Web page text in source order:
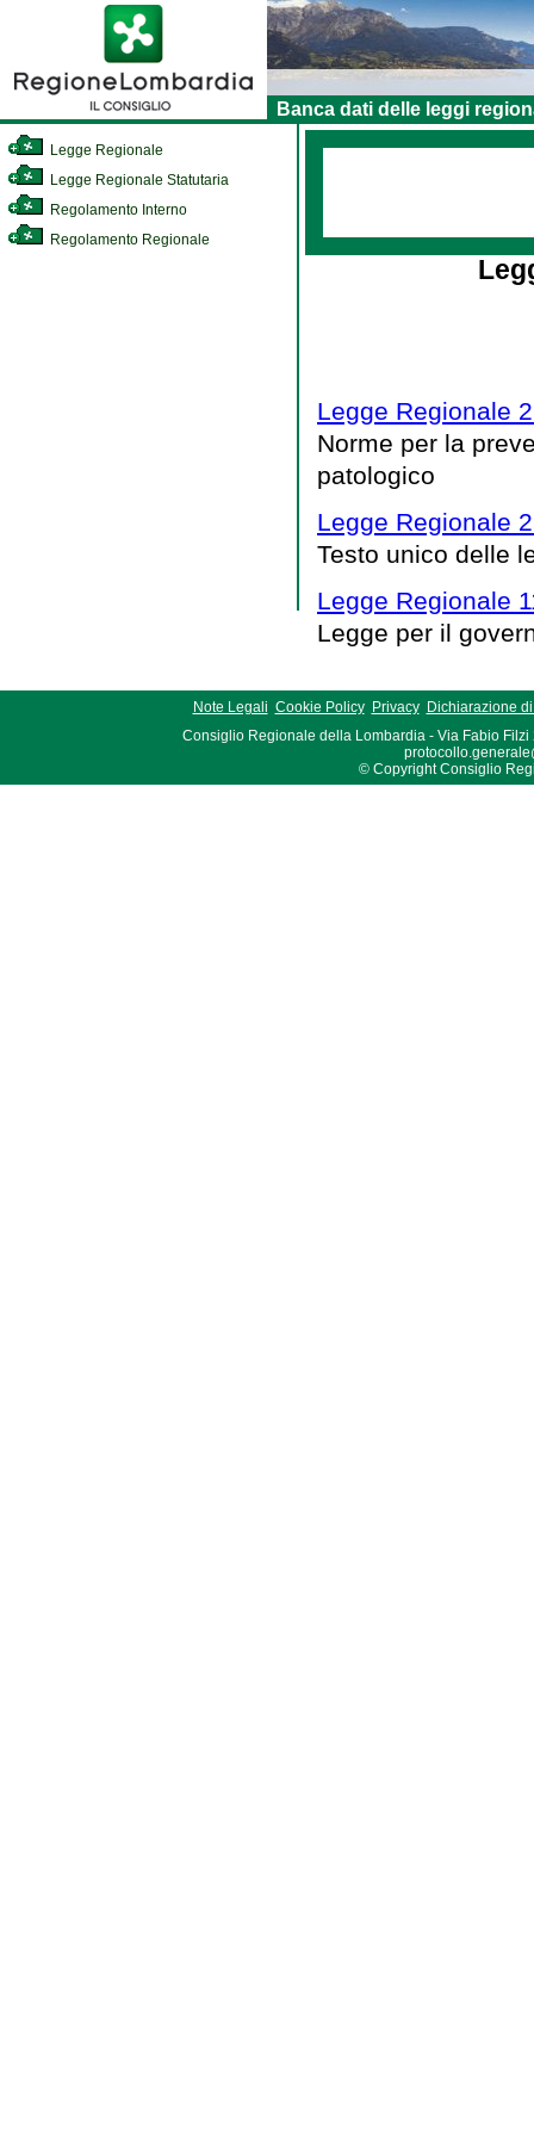
Banca dati delle leggi
Legge Regionale
Legge Regionale Statutaria
Regolamento Interno
Regolamento Regionale
Legge Regionale
Norme per la
patologico
Legge Regionale
Testo unico delle
Legge Regionale
Legge per il
Note Legali Cookie Policy Privacy
Dichiarazione
Consiglio Regionale della Lombardia - Via Fabio Filzi
© Copyright Consiglio